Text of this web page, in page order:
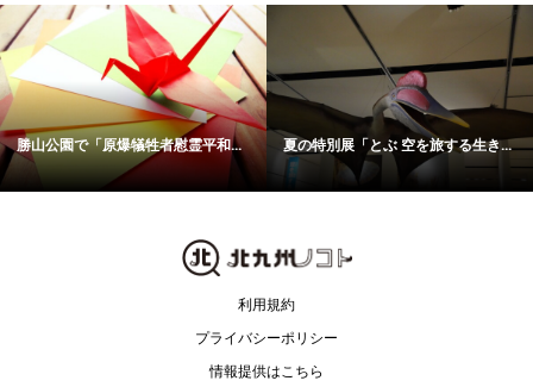
勝山公園で「原爆犠牲者慰霊平和... 夏の特別展「とぶ 空を旅する生き...
利用規約
プライバシーポリシー
情報提供はこちら